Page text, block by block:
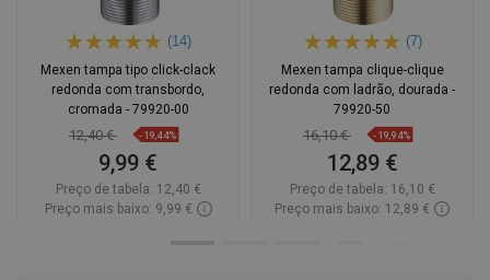
(14)
Mexen tampa tipo click-clack
redonda com transbordo,
cromada - 79920-00
12,40 € -19,44%
9,99 €
Preço de tabela: 12,40 €
Preço mais baixo: 9,99 €
(7)
Mexen tampa clique-clique
redonda com ladrão, dourada -
79920-50
16,10 € -19,94%
12,89 €
Preço de tabela: 16,10 €
Preço mais baixo: 12,89 €